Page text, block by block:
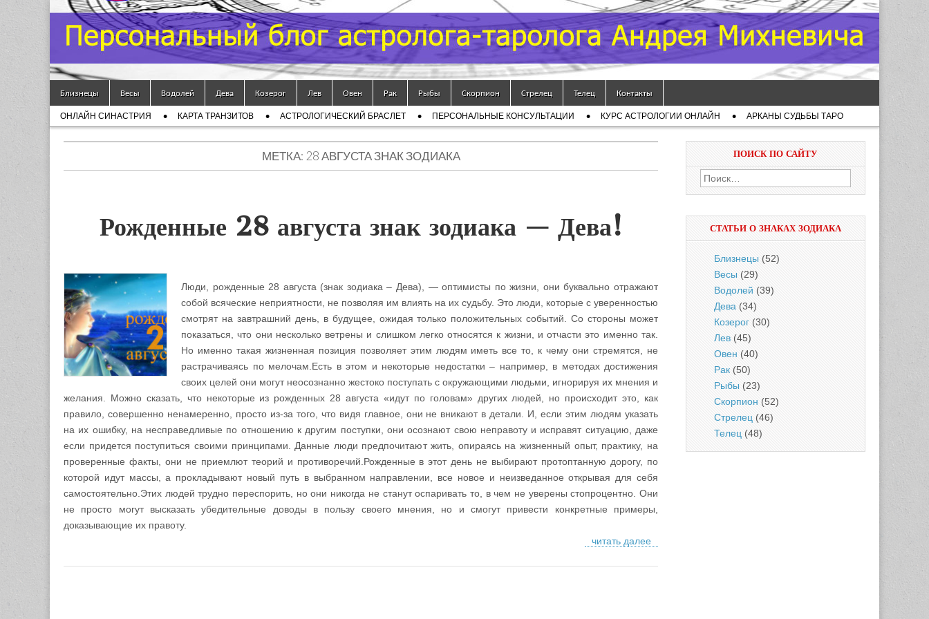
Гороскоп
Мой
Знак
Зодиака
— MZZ
Main menu
Близнецы Весы Водолей Дева Козерог Лев Овен Рак Рыбы Скорпион Стрелец Телец Контакты
Sub menu
ОНЛАЙН СИНАСТРИЯ КАРТА ТРАНЗИТОВ АСТРОЛОГИЧЕСКИЙ БРАСЛЕТ ПЕРСОНАЛЬНЫЕ КОНСУЛЬТАЦИИ КУРС АСТРОЛОГИИ ОНЛАЙН АРКАНЫ СУДЬБЫ ТАРО
МЕТКА: 28 АВГУСТА ЗНАК ЗОДИАКА
Рожденные 28 августа знак зодиака — Дева!
Люди, рожденные 28 августа (знак зодиака – Дева), — оптимисты по жизни, они буквально отражают
собой всяческие неприятности, не позволяя им влиять на их судьбу. Это люди, которые с уверенностью
смотрят на завтрашний день, в будущее, ожидая только положительных событий. Со стороны может
показаться, что они несколько ветрены и слишком легко относятся к жизни, и отчасти это именно так.
Но именно такая жизненная позиция позволяет этим людям иметь все то, к чему они стремятся, не
растрачиваясь по мелочам.Есть в этом и некоторые недостатки – например, в методах достижения
своих целей они могут неосознанно жестоко поступать с окружающими людьми, игнорируя их мнения и
желания. Можно сказать, что некоторые из рожденных 28 августа «идут по головам» других людей, но происходит это, как
правило, совершенно ненамеренно, просто из-за того, что видя главное, они не вникают в детали. И, если этим людям указать
на их ошибку, на несправедливые по отношению к другим поступки, они осознают свою неправоту и исправят ситуацию, даже
если придется поступиться своими принципами. Данные люди предпочитают жить, опираясь на жизненный опыт, практику, на
проверенные факты, они не приемлют теорий и противоречий.Рожденные в этот день не выбирают протоптанную дорогу, по
которой идут массы, а прокладывают новый путь в выбранном направлении, все новое и неизведанное открывая для себя
самостоятельно.Этих людей трудно переспорить, но они никогда не станут оспаривать то, в чем не уверены стопроцентно. Они
не просто могут высказать убедительные доводы в пользу своего мнения, но и смогут привести конкретные примеры,
доказывающие их правоту.
читать далее
ПОИСК ПО САЙТУ
Найти:
СТАТЬИ О ЗНАКАХ ЗОДИАКА
Близнецы (52)
Весы (29)
Водолей (39)
Дева (34)
Козерог (30)
Лев (45)
Овен (40)
Рак (50)
Рыбы (23)
Скорпион (52)
Стрелец (46)
Телец (48)